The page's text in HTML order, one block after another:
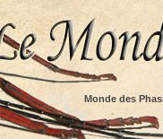
Monde des